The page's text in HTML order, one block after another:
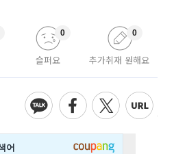
슬퍼요
0
추가취재 원해요
0